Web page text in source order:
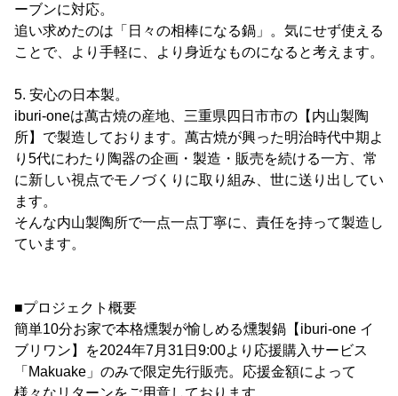
ーブンに対応。
追い求めたのは「日々の相棒になる鍋」。気にせず使える
ことで、より手軽に、より身近なものになると考えます。
5. 安心の日本製。
iburi-oneは萬古焼の産地、三重県四日市市の【内山製陶
所】で製造しております。萬古焼が興った明治時代中期よ
り5代にわたり陶器の企画・製造・販売を続ける一方、常
に新しい視点でモノづくりに取り組み、世に送り出してい
ます。
そんな内山製陶所で一点一点丁寧に、責任を持って製造し
ています。
■プロジェクト概要
簡単10分お家で本格燻製が愉しめる燻製鍋【iburi-one イ
ブリワン】を2024年7月31日9:00より応援購入サービス
「Makuake」のみで限定先行販売。応援金額によって
様々なリターンをご用意しております。